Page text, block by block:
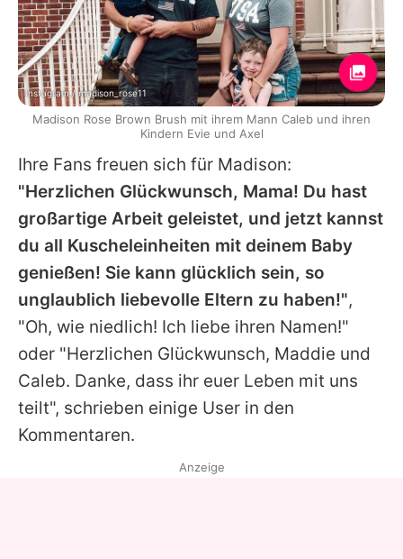
Ihre Fans freuen sich für Madison:
"Herzlichen Glückwunsch, Mama! Du hast
großartige Arbeit geleistet, und jetzt kannst
du all Kuscheleinheiten mit deinem Baby
genießen! Sie kann glücklich sein, so
unglaublich liebevolle Eltern zu haben!",
"Oh, wie niedlich! Ich liebe ihren Namen!"
oder "Herzlichen Glückwunsch, Maddie und
Caleb. Danke, dass ihr euer Leben mit uns
teilt", schrieben einige User in den
Kommentaren.
Instagram / madison_rose11
Madison Rose Brown Brush mit ihrem Mann Caleb und ihren
Kindern Evie und Axel
Anzeige